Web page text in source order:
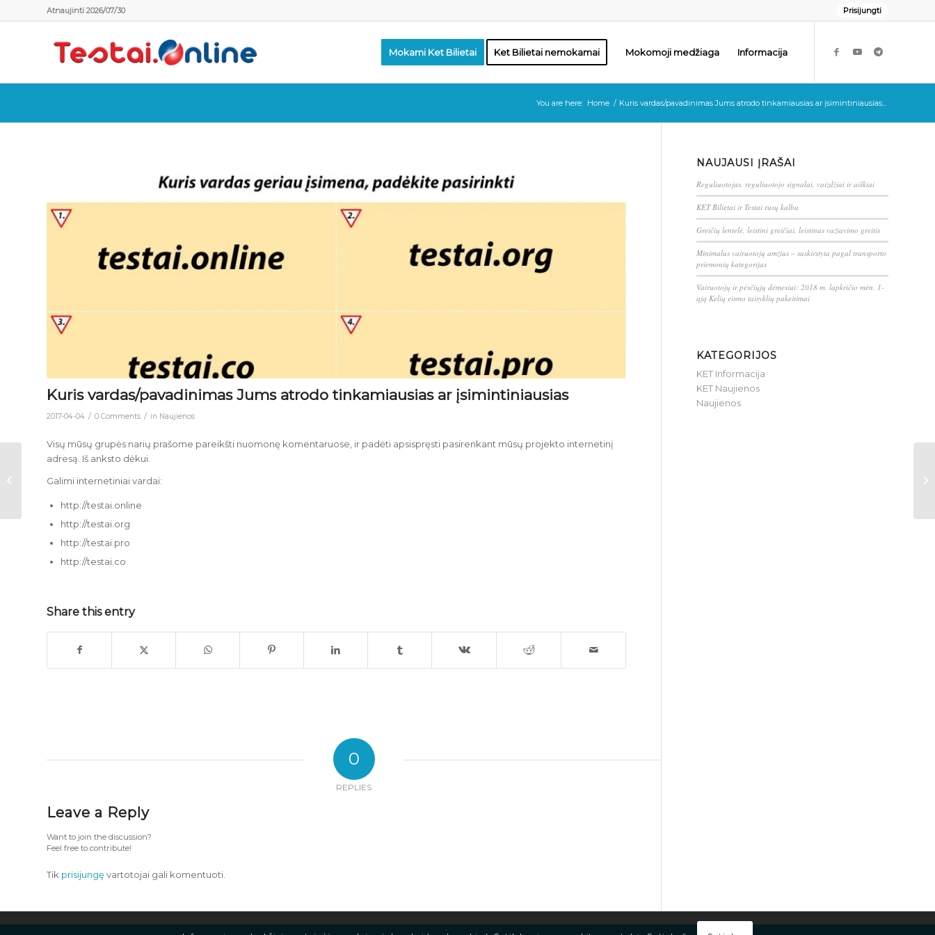
Prisijungti
Atnaujinti 2026/07/30
Mokami Ket Bilietai Ket Bilietai nemokamai Mokomoji medžiaga Informacija
You are here: Home / Kuris vardas/pavadinimas Jums atrodo tinkamiausias ar įsimintiniausias...
Kuris vardas/pavadinimas Jums atrodo tinkamiausias ar įsimintiniausias
2017-04-04 / 0 Comments / in Naujienos
Visų mūsų grupės narių prašome pareikšti nuomonę komentaruose, ir padėti apsispręsti pasirenkant mūsų projekto internetinį
adresą. Iš anksto dėkui.
Galimi internetiniai vardai:
http://testai.online
http://testai.org
http://testai.pro
http://testai.co
Share this entry
0
REPLIES
Leave a Reply
Want to join the discussion?
Feel free to contribute!
Tik prisijungęvartotojai gali komentuoti.
NAUJAUSI ĮRAŠAI
Reguliuotojas, reguliuotojo signalai, vaizdžiai ir aiškiai
KET Bilietai ir Testai rusų kalba
Greičių lentelė, leistini greičiai, leistinas važiavimo greitis
Minimalus vairuotojų amžius – suskirstyta pagal transporto
priemonių kategorijas
Vairuotojų ir pėsčiųjų dėmesiui: 2018 m. lapkričio mėn. 1-
ąją Kelių eismo taisyklių pakeitimai
KATEGORIJOS
KET Informacija
KET Naujienos
Naujienos
parkuoti automobilį